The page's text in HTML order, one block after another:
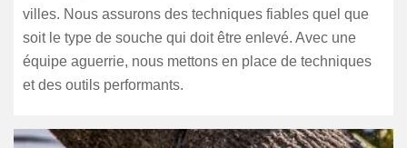
villes. Nous assurons des techniques fiables quel que
soit le type de souche qui doit être enlevé. Avec une
équipe aguerrie, nous mettons en place de techniques
et des outils performants.